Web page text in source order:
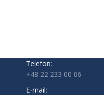
Telefon:
+48 22 233 00 06
E-mail: